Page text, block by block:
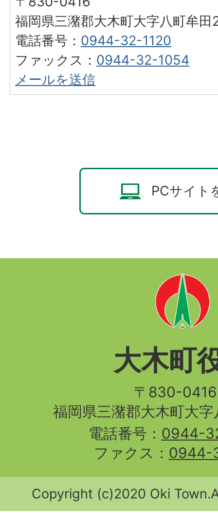
福岡県三潴郡大木町大字八町牟
電話番号： 0944-32-1120
ファックス： 0944-32-1054
メールを送信
PCサイト
大木町
〒830-
福岡県三潴郡大木町大
電話番号： 0944-
ファクス： 0944-
Copyright (c)2020 Oki